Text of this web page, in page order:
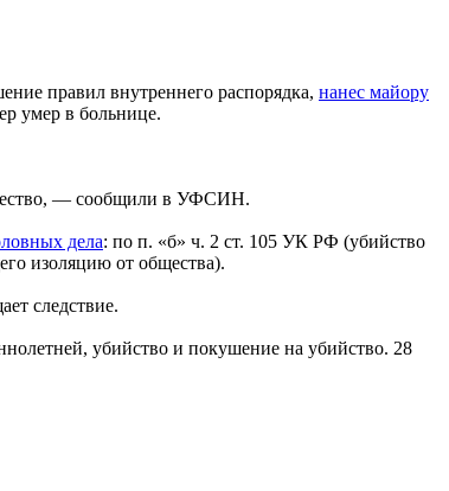
правил внутреннего распорядка, нанес майору
умер в больнице.
— сообщили в УФСИН.
дела: по п. «б» ч. 2 ст. 105 УК РФ (убийство
изоляцию от общества).
следствие.
убийство и покушение на убийство. 28